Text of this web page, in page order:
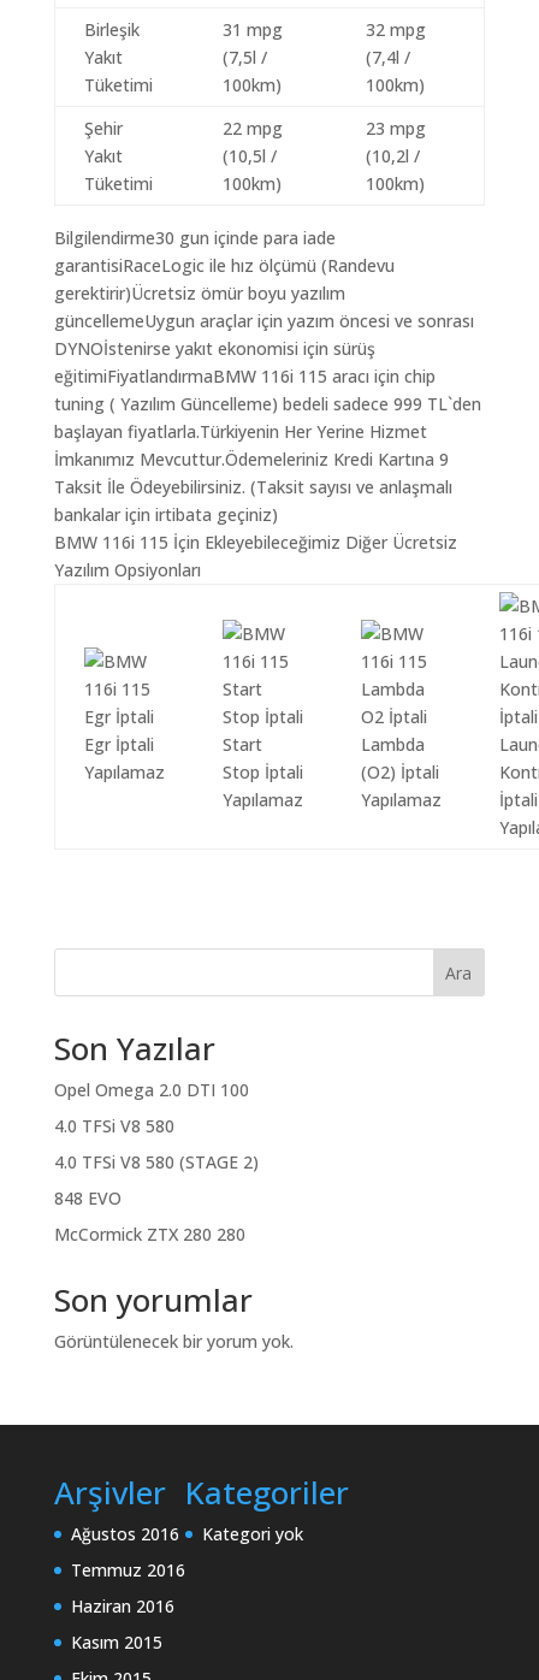
Birleşik
Yakıt
Tüketimi
31 mpg
(7,5l /
100km)
32 mpg
(7,4l /
100km)
Şehir
Yakıt
Tüketimi
22 mpg
(10,5l /
100km)
23 mpg
(10,2l /
100km)
Bilgilendirme30 gun içinde para iade
garantisiRaceLogic ile hız ölçümü (Randevu
gerektirir)Ücretsiz ömür boyu yazılım
güncellemeUygun araçlar için yazım öncesi ve sonrası
DYNOİstenirse yakıt ekonomisi için sürüş
eğitimiFiyatlandırmaBMW 116i 115 aracı için chip
tuning ( Yazılım Güncelleme) bedeli sadece 999 TL`den
başlayan fiyatlarla.Türkiyenin Her Yerine Hizmet
İmkanımız Mevcuttur.Ödemeleriniz Kredi Kartına 9
Taksit İle Ödeyebilirsiniz. (Taksit sayısı ve anlaşmalı
bankalar için irtibata geçiniz)
BMW 116i 115 İçin Ekleyebileceğimiz Diğer Ücretsiz
Yazılım Opsiyonları
Egr İptali
Yapılamaz
Start
Stop İptali
Yapılamaz
Lambda
(O2) İptali
Yapılamaz
İptali
Ara
Son Yazılar
Opel Omega 2.0 DTI 100
4.0 TFSi V8 580
4.0 TFSi V8 580 (STAGE 2)
848 EVO
McCormick ZTX 280 280
Son yorumlar
Görüntülenecek bir yorum yok.
Arşivler
Ağustos 2016
Temmuz 2016
Haziran 2016
Kasım 2015
Kategoriler
Kategori yok